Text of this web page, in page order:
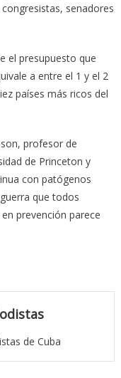
senadores
el presupuesto que
a entre el 1 y el 2
países más ricos del
profesor de
de Princeton y
con patógenos
que todos
prevención parece
de Cuba